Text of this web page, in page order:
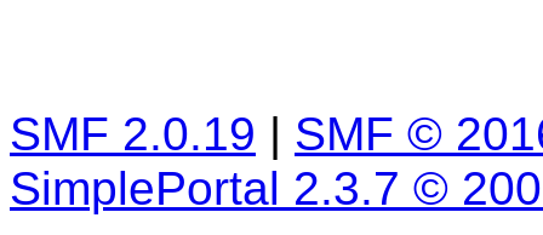
SMF 2.0.19 | SMF ©
SimplePortal 2.3.7 ©